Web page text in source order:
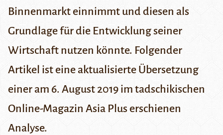
Binnenmarkt einnimmt und diesen als
Grundlage für die Entwicklung seiner
Wirtschaft nutzen könnte. Folgender
Artikel ist eine aktualisierte Übersetzung
einer am 6. August 2019 im tadschikischen
Online-Magazin Asia Pluserschienen
Analyse.